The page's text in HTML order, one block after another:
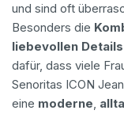
und sind oft
Besonders die
liebevollen Details
dafür, dass viele
Senoritas ICON
eine moderne,